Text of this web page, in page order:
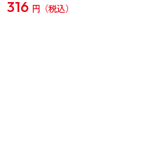
316 円